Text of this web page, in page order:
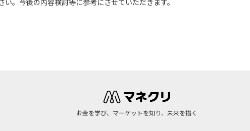
。今後の内容検討等に参考にさせていただきます。
お金を学び、マーケットを知り、未来を描く